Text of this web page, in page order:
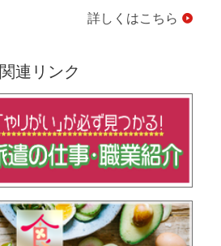
詳しくはこちら
関連リンク